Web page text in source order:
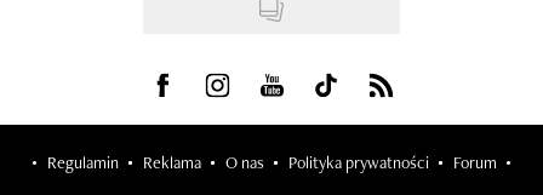
Visit us on Facebook
Visit us on Instagram
Visit us on Youtube
Visit us on Tiktok
Visit us on Rss
Regulamin Reklama O nas Polityka prywatności Forum